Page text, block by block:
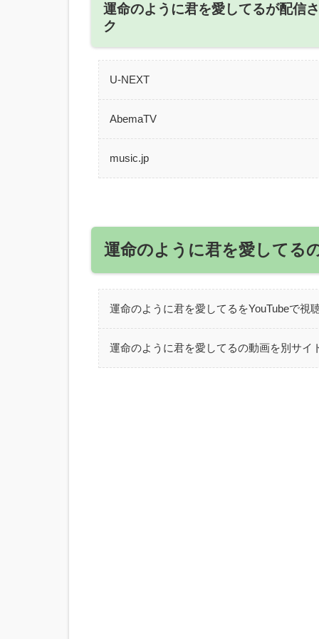
運命のように君を愛してるが配信
ク
U-NEXT
AbemaTV
music.jp
運命のように君を愛してる
運命のように君を愛してるをYouTubeで視
運命のように君を愛してるの動画を別サイ